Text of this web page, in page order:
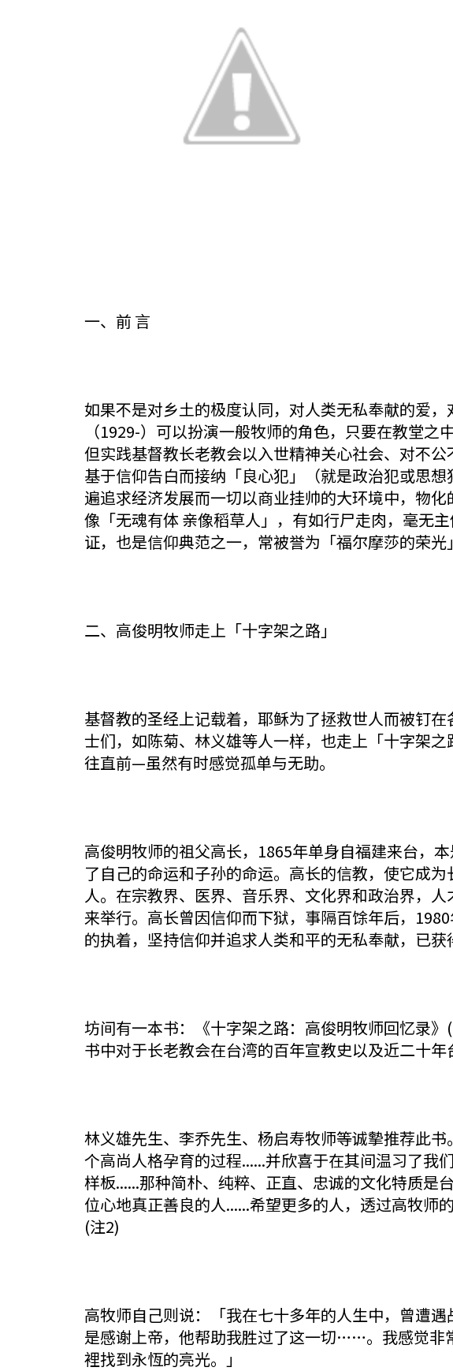
一、前 言
如果不是对乡土的极度认同，对人类无私奉献的爱
（1929-）可以扮演一般牧师的角色，只要在教堂
但实践基督教长老教会以入世精神关心社会、对不
基于信仰告白而接纳「良心犯」（就是政治犯或思
遍追求经济发展而一切以商业挂帅的大环境中，物
像「无魂有体 亲像稻草人」，有如行尸走肉，毫无
证，也是信仰典范之一，常被誉为「福尔摩莎的荣光
二、高俊明牧师走上「十字架之路」
基督教的圣经上记载着，耶稣为了拯救世人而被钉
士们，如陈菊、林义雄等人一样，也走上「十字架
往直前—虽然有时感觉孤单与无助。
高俊明牧师的祖父高长，1865年单身自福建来台，
了自己的命运和子孙的命运。高长的信教，使它成
人。在宗教界、医界、音乐界、文化界和政治界，
来举行。高长曾因信仰而下狱，事隔百馀年后，
的执着，坚持信仰并追求人类和平的无私奉献，已获
坊间有一本书：《十字架之路：高俊明牧师回忆录
书中对于长老教会在台湾的百年宣教史以及近二十
林义雄先生、李乔先生、杨启寿牧师等诚摰推荐此
个高尚人格孕育的过程......并欣喜于在其间温习了我
样板......那种简朴、纯粹、正直、忠诚的文化特质是
位心地真正善良的人......希望更多的人，透过高牧师
(注2)
高牧师自己则说：「我在七十多年的人生中，曾遭
是感谢上帝，他帮助我胜过了这一切……。我感觉非
裡找到永恆的亮光。」